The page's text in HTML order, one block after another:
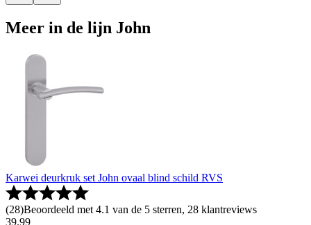
Meer in de lijn John
Karwei deurkruk set John ovaal blind schild RVS
(28)Beoordeeld met 4.1 van de 5 sterren, 28 klantreviews
39.99